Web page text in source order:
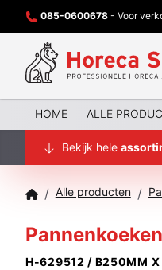
085-0600678 - Voor
HOME ALLE
Bekijk hele
/ Alle producten /
H-629512 / B250MM